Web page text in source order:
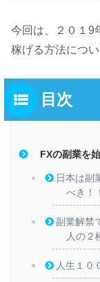
今回は、２０１9
稼げる方法につ
目次
FXの副業を
日本は副
べき！！
副業解禁
人の２
人生１０